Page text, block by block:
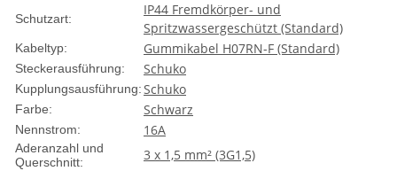
Schutzart:
IP44 Fremdkörper- und
Spritzwassergeschützt (Standard)
Kabeltyp: Gummikabel H07RN-F (Standard)
Steckerausführung: Schuko
Kupplungsausführung:Schuko
Farbe: Schwarz
Nennstrom: 16A
Aderanzahl und
Querschnitt:
3 x 1,5 mm² (3G1,5)